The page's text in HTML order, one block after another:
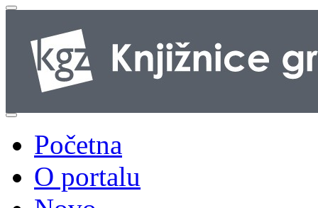
Početna
O portalu